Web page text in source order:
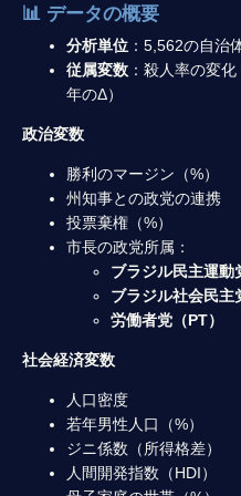
📊 データの概要
分析単位 ：5,562の自治
従属変数 ：殺人率の変
年のΔ）
政治変数
勝利のマージン（%）
州知事との政党の連携
投票棄権（%）
市長の政党所属：
ブラジル民主運動
ブラジル社会民主
労働者党（PT）
社会経済変数
人口密度
若年男性人口（%）
ジニ係数（所得格差）
人間開発指数（HDI）